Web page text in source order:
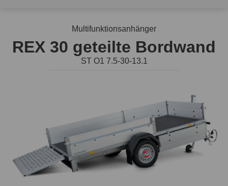
Multifunktionsanhänger
REX 30 geteilte Bordwand
ST O1 7.5-30-13.1